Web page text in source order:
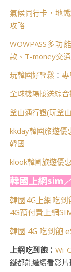
氣候同行卡，地
攻略
WOWPASS多功
款、T-money交
玩韓國好輕鬆 ： 專
全球機場接送綜合
釜山通行證(玩釜
kkday韓國旅遊優
韓國
klook韓國旅遊優
韓國上網sim
韓國4G上網吃到
4G預付費上網
韓國 4G 吃到飽
上網吃到飽：Wi-
鐵都能繼續看影